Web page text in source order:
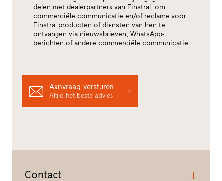
delen met dealerpartners van Finstral, om
commerciële communicatie en/of reclame voor
Finstral producten of diensten van hen te
ontvangen via nieuwsbrieven, WhatsApp-
berichten of andere commerciële communicatie.
Aanvraag versturen
Altijd het beste advies
Contact